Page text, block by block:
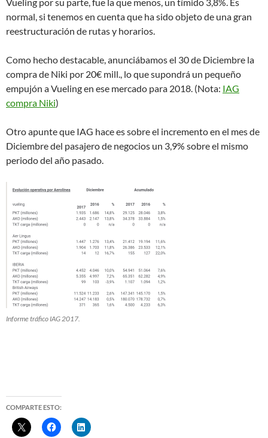
normal, si tenemos en cuenta que ha sido objeto de una gran
reestructuración de rutas y horarios.
Como hecho destacable, anunciábamos el 30 de Diciembre la
compra de Niki por 20€ mill., lo que supondrá un pequeño
empujón a Vueling en ese mercado para 2018. (Nota: IAG
compra Niki)
Otro apunte que IAG hace es sobre el incremento en el mes de
Diciembre del pasajero de negocios un 3,9% sobre el mismo
periodo del año pasado.
Informe tráfico IAG 2017.
COMPARTE ESTO: